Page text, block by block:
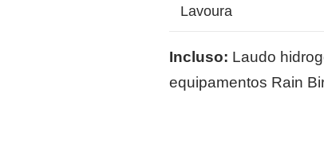
Lavoura
Incluso: Laudo
equipamentos Rain